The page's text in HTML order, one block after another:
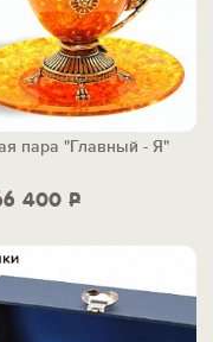
400 Р
пара "Главный - Я"